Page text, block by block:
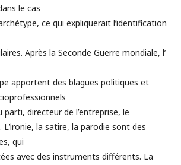
le cas
ce qui expliquerait lʹidentification
Après la Seconde Guerre mondiale, l’
apportent des blagues politiques et
directeur de lʹentreprise, le
Lʹironie, la satire, la parodie sont des
qui
avec des instruments différents. La